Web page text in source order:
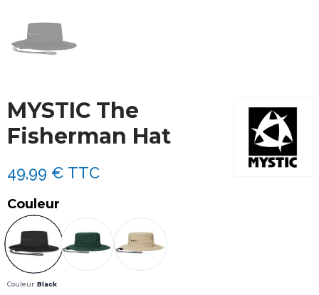
MYSTIC The
Fisherman Hat
49,99 € TTC
Couleur
Couleur :Black